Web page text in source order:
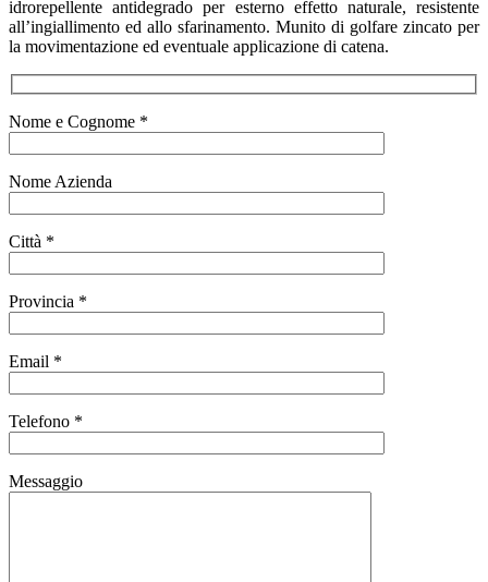
idrorepellente antidegrado per esterno effetto naturale, resistente
all’ingiallimento ed allo sfarinamento. Munito di golfare zincato per
la movimentazione ed eventuale applicazione di catena.
Nome e Cognome *
Nome Azienda
Città *
Provincia *
Email *
Telefono *
Messaggio